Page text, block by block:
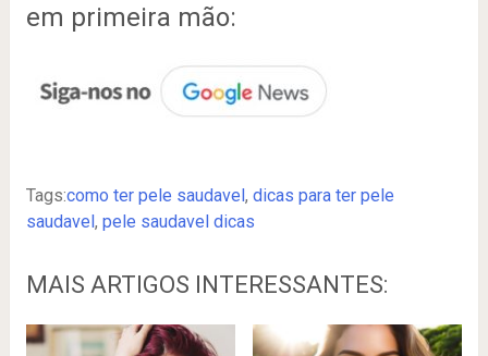
em primeira mão:
Tags:como ter pele saudavel, dicas para ter pele
saudavel, pele saudavel dicas
MAIS ARTIGOS INTERESSANTES: